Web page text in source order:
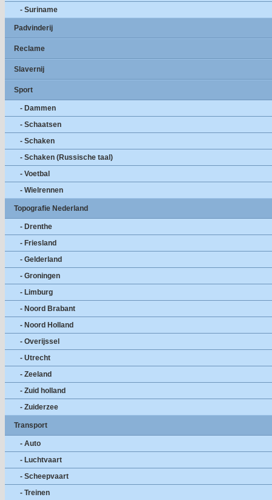
- Suriname
Padvinderij
Reclame
Slavernij
Sport
- Dammen
- Schaatsen
- Schaken
- Schaken (Russische taal)
- Voetbal
- Wielrennen
Topografie Nederland
- Drenthe
- Friesland
- Gelderland
- Groningen
- Limburg
- Noord Brabant
- Noord Holland
- Overijssel
- Utrecht
- Zeeland
- Zuid holland
- Zuiderzee
Transport
- Auto
- Luchtvaart
- Scheepvaart
- Treinen